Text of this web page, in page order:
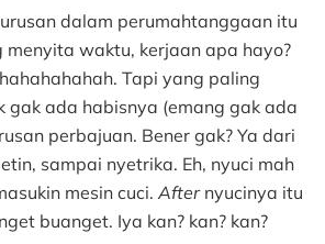
Melipat
Baju
Untuk
Ecomom
dalam perumahtanggaan itu
waktu, kerjaan apa hayo?
Tapi yang paling
gak ada habisnya (emang gak ada
perbajuan. Bener gak? Ya dari
sampai nyetrika. Eh, nyuci mah
mesin cuci. Afternyucinya itu
buanget. Iya kan? kan? kan?